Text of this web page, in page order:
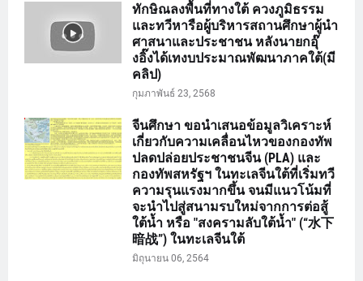
ทักษิณลงพื้นที่ทางใต้ ควงภูมิธรรม
และทวีหารือผู้บริหารสถานศึกษาผู้นำ
ศาสนาและประชาชน หลังนายกอุ๊
งอิ๊งได้เทงบประมาณพัฒนาภาคใต้(มี
คลิป)
กุมภาพันธ์ 23, 2568
จีนศึกษา ขอนำเสนอข้อมูลวิเคราะห์
เกี่ยวกับความเคลื่อนไหวของกองทัพ
ปลดปล่อยประชาชนจีน (PLA) และ
กองทัพสหรัฐฯ ในทะเลจีนใต้ที่เริ่มทวี
ความรุนแรงมากขึ้น จนมีแนวโน้มที่
จะนำไปสู่สนามรบใหม่จากการต่อสู้
ใต้น้ำ หรือ "สงครามลับใต้น้ำ" (“水下
暗战”) ในทะเลจีนใต้
มิถุนายน 06, 2564